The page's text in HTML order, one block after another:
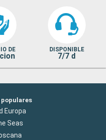
DE DISPONIBLE
7/7 d
populares
Europa
Seas